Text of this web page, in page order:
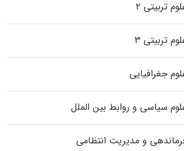
تربیتی ۲
تربیتی ۳
جغرافیایی
سیاسی و روابط بین الملل
و مدیریت انتظامی